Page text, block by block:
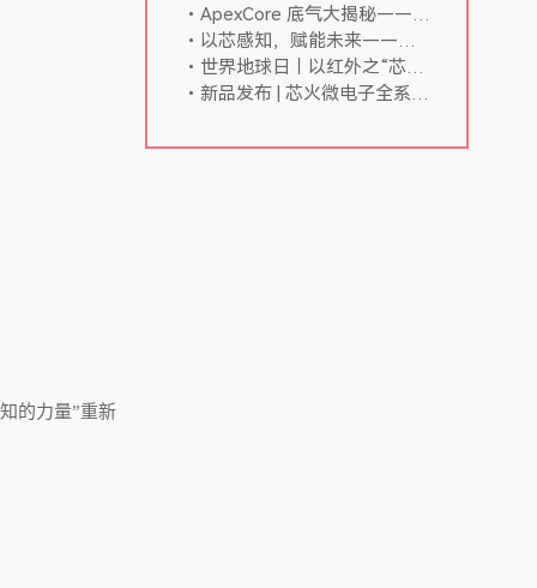
的力量”重新
ApexCore 底气大揭秘——超清成像
以芯感知，赋能未来——芯火微电子重磅亮相九峰山论坛
世界地球日｜以红外之“芯”，守护地球万物生机
新品发布 | 芯火微电子全系列HOT制冷红外组件——更多规格型号，更多核芯选择